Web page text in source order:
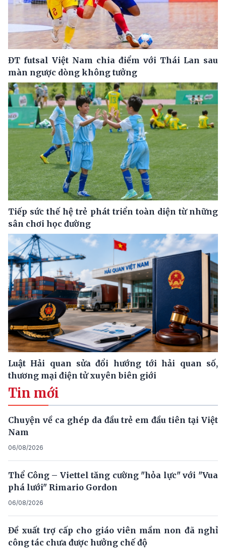
ĐT futsal Việt Nam chia điểm với Thái Lan sau
màn ngược dòng không tưởng
Tiếp sức thế hệ trẻ phát triển toàn diện từ những
sân chơi học đường
Luật Hải quan sửa đổi hướng tới hải quan số,
thương mại điện tử xuyên biên giới
Tin mới
Chuyện về ca ghép da đầu trẻ em đầu tiên tại Việt
Nam
06/08/2026
Thể Công – Viettel tăng cường "hỏa lực" với "Vua
phá lưới" Rimario Gordon
06/08/2026
Đề xuất trợ cấp cho giáo viên mầm non đã nghỉ
công tác chưa được hưởng chế độ